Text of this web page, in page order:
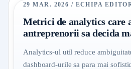
29 MAR. 2026 / ECHIPA
Metrici de analytics care
antreprenorii sa decida
Analytics-ul util reduce
dashboard-urile sa para mai